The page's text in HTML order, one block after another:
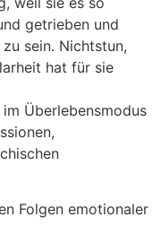
getrieben und
sein. Nichtstun,
hat für sie
Überlebensmodus
Folgen emotionaler